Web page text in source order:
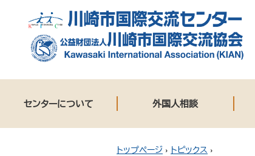
センターについて 外国人相談
トップページ › トピックス ›